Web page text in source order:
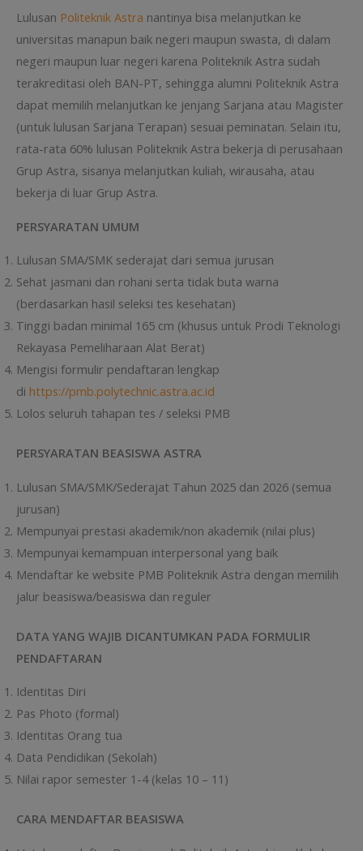
Lulusan Politeknik Astra nantinya bisa melanjutkan ke
universitas manapun baik negeri maupun swasta, di dalam
negeri maupun luar negeri karena Politeknik Astra sudah
terakreditasi oleh BAN-PT, sehingga alumni Politeknik Astra
dapat memilih melanjutkan ke jenjang Sarjana atau Magister
(untuk lulusan Sarjana Terapan) sesuai peminatan. Selain itu,
rata-rata 60% lulusan Politeknik Astra bekerja di perusahaan
Grup Astra, sisanya melanjutkan kuliah, wirausaha, atau
bekerja di luar Grup Astra.
PERSYARATAN UMUM
Lulusan SMA/SMK sederajat dari semua jurusan
Sehat jasmani dan rohani serta tidak buta warna
(berdasarkan hasil seleksi tes kesehatan)
Tinggi badan minimal 165 cm (khusus untuk Prodi Teknologi
Rekayasa Pemeliharaan Alat Berat)
Mengisi formulir pendaftaran lengkap
di https://pmb.polytechnic.astra.ac.id
Lolos seluruh tahapan tes / seleksi PMB
PERSYARATAN BEASISWA ASTRA
Lulusan SMA/SMK/Sederajat Tahun 2025 dan 2026 (semua
jurusan)
Mempunyai prestasi akademik/non akademik (nilai plus)
Mempunyai kemampuan interpersonal yang baik
Mendaftar ke website PMB Politeknik Astra dengan memilih
jalur beasiswa/beasiswa dan reguler
DATA YANG WAJIB DICANTUMKAN PADA FORMULIR
PENDAFTARAN
Identitas Diri
Pas Photo (formal)
Identitas Orang tua
Data Pendidikan (Sekolah)
Nilai rapor semester 1-4 (kelas 10 – 11)
CARA MENDAFTAR BEASISWA